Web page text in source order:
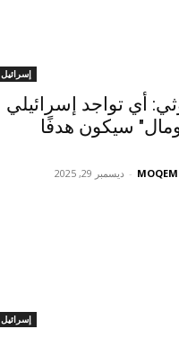
إسرائيل
أي تواجد إسرائيلي
سيكون هدفًا
- ديسمبر 29, 2025
إسرائيل